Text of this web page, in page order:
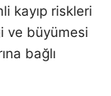
kayıp riskleri
ve büyümesi
bağlı